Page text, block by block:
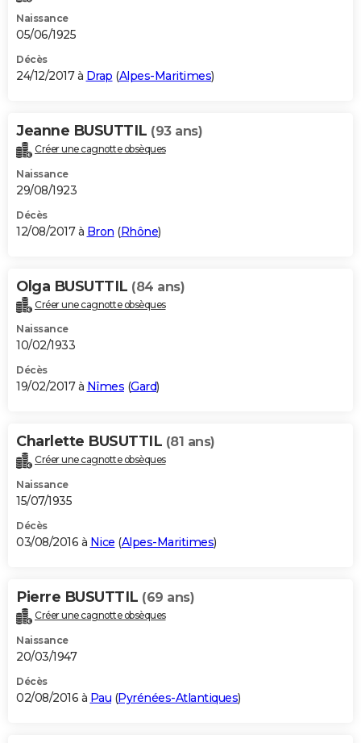
Naissance
05/06/1925
Décès
24/12/2017 à Drap (Alpes-Maritimes)
Jeanne BUSUTTIL (93 ans)
Créer une cagnotte obsèques
Naissance
29/08/1923
Décès
12/08/2017 à Bron (Rhône)
Olga BUSUTTIL (84 ans)
Créer une cagnotte obsèques
Naissance
10/02/1933
Décès
19/02/2017 à Nîmes (Gard)
Charlette BUSUTTIL (81 ans)
Créer une cagnotte obsèques
Naissance
15/07/1935
Décès
03/08/2016 à Nice (Alpes-Maritimes)
Pierre BUSUTTIL (69 ans)
Créer une cagnotte obsèques
Naissance
20/03/1947
Décès
02/08/2016 à Pau (Pyrénées-Atlantiques)